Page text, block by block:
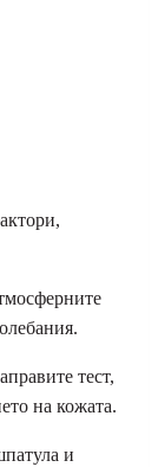
тест,
на кожата.
и